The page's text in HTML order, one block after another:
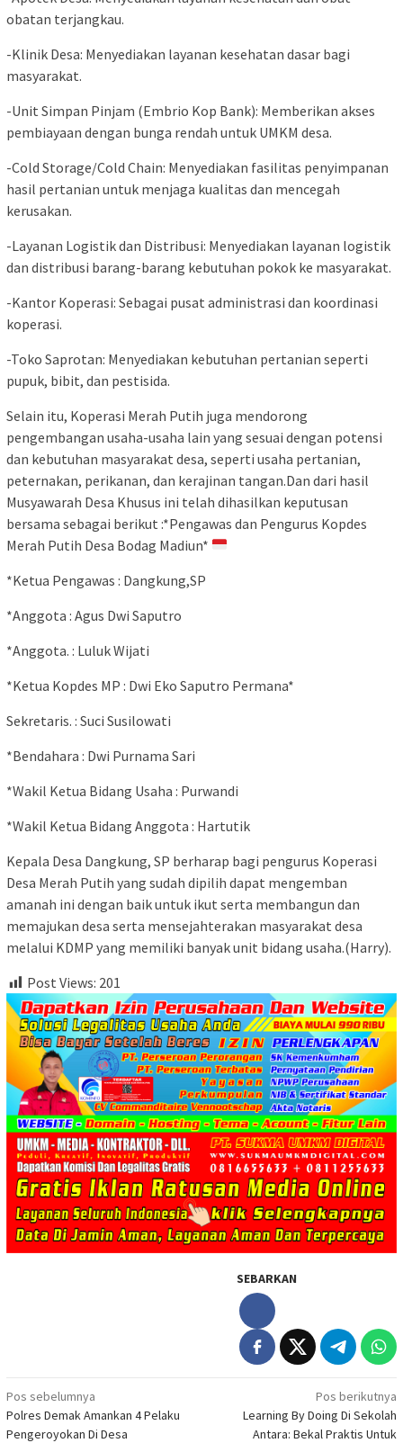
obatan terjangkau.
-Klinik Desa: Menyediakan layanan kesehatan dasar bagi
masyarakat.
-Unit Simpan Pinjam (Embrio Kop Bank): Memberikan akses
pembiayaan dengan bunga rendah untuk UMKM desa.
-Cold Storage/Cold Chain: Menyediakan fasilitas penyimpanan
hasil pertanian untuk menjaga kualitas dan mencegah
kerusakan.
-Layanan Logistik dan Distribusi: Menyediakan layanan logistik
dan distribusi barang-barang kebutuhan pokok ke masyarakat.
-Kantor Koperasi: Sebagai pusat administrasi dan koordinasi
koperasi.
-Toko Saprotan: Menyediakan kebutuhan pertanian seperti
pupuk, bibit, dan pestisida.
Selain itu, Koperasi Merah Putih juga mendorong
pengembangan usaha-usaha lain yang sesuai dengan potensi
dan kebutuhan masyarakat desa, seperti usaha pertanian,
peternakan, perikanan, dan kerajinan tangan.Dan dari hasil
Musyawarah Desa Khusus ini telah dihasilkan keputusan
bersama sebagai berikut :*Pengawas dan Pengurus Kopdes
Merah Putih Desa Bodag Madiun*
*Ketua Pengawas : Dangkung,SP
*Anggota : Agus Dwi Saputro
*Anggota. : Luluk Wijati
*Ketua Kopdes MP : Dwi Eko Saputro Permana*
Sekretaris. : Suci Susilowati
*Bendahara : Dwi Purnama Sari
*Wakil Ketua Bidang Usaha : Purwandi
*Wakil Ketua Bidang Anggota : Hartutik
Kepala Desa Dangkung, SP berharap bagi pengurus Koperasi
Desa Merah Putih yang sudah dipilih dapat mengemban
amanah ini dengan baik untuk ikut serta membangun dan
memajukan desa serta mensejahterakan masyarakat desa
melalui KDMP yang memiliki banyak unit bidang usaha.(Harry).
Post Views: 201
SEBARKAN
Navigasi
pos
Pos sebelumnya
Polres Demak Amankan 4 Pelaku
Pengeroyokan Di Desa
Pos berikutnya
Learning By Doing Di Sekolah
Antara: Bekal Praktis Untuk